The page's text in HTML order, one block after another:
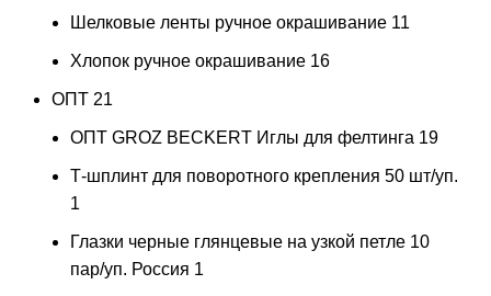
Шелковые ленты ручное окрашивание 11
Хлопок ручное окрашивание 16
ОПТ 21
ОПТ GROZ BECKERT Иглы для фелтинга 19
Т-шплинт для поворотного крепления 50 шт/уп.
1
Глазки черные глянцевые на узкой петле 10
пар/уп. Россия 1